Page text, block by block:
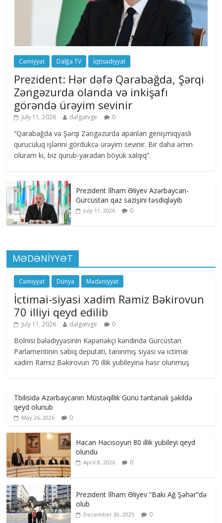
Cəmiyyət Dalğa TV İqtisadiyyat
Prezident: Hər dəfə Qarabağda, Şərqi
Zəngəzurda olanda və inkişafı
görəndə ürəyim sevinir
July 11, 2026 dalgatvge 0
“Qarabağda və Şərqi Zəngəzurda aparılan genişmiqyaslı
quruculuq işlərini gördükcə ürəyim sevinir. Bir daha əmin
oluram ki, biz qurub-yaradan böyük xalqıq”.
Prezident İlham Əliyev Azərbaycan-
Gürcüstan qaz sazişini təsdiqləyib
July 11, 2026 0
MƏDƏNİYYƏT
Cəmiyyət Dünya Mədəniyyət
İctimai-siyasi xadim Ramiz Bəkirovun
70 illiyi qeyd edilib
July 11, 2026 dalgatvge 0
Bolnisi bələdiyyəsinin Kəpənəkçi kəndində Gürcüstan
Parlamentinin sabiq deputatı, tanınmış siyasi və ictimai
xadim Ramiz Bəkirovun 70 illik yubileyinə həsr olunmuş
Tbilisidə Azərbaycanın Müstəqillik Günü təntənəli şəkildə
qeyd olunub
May 26, 2026 0
Hacan Hacısoyun 80 illik yubileyi qeyd
olundu
April 8, 2026 0
Prezident İlham Əliyev “Bakı Ağ Şəhər”də
olub
December 30, 2025 0